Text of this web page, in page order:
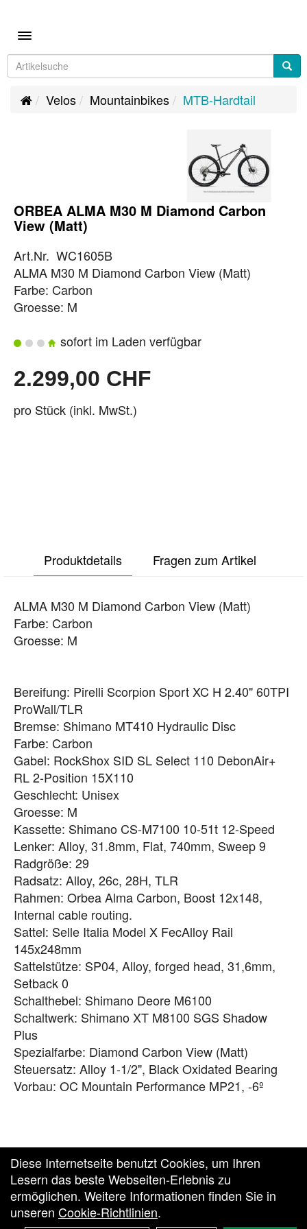
Toggle navigation
Velos Mountainbikes MTB-Hardtail
ORBEA ALMA M30 M Diamond Carbon
View (Matt)
Art.Nr. WC1605B
ALMA M30 M Diamond Carbon View (Matt)
Farbe: Carbon
Groesse: M
sofort im Laden verfügbar
2.299,00 CHF
pro Stück (inkl. MwSt.)
Produktdetails Fragen zum Artikel
ALMA M30 M Diamond Carbon View (Matt)
Farbe: Carbon
Groesse: M
Bereifung: Pirelli Scorpion Sport XC H 2.40" 60TPI
ProWall/TLR
Bremse: Shimano MT410 Hydraulic Disc
Farbe: Carbon
Gabel: RockShox SID SL Select 110 DebonAir+
RL 2-Position 15X110
Geschlecht: Unisex
Groesse: M
Kassette: Shimano CS-M7100 10-51t 12-Speed
Lenker: Alloy, 31.8mm, Flat, 740mm, Sweep 9
Radgröße: 29
Radsatz: Alloy, 26c, 28H, TLR
Rahmen: Orbea Alma Carbon, Boost 12x148,
Internal cable routing.
Sattel: Selle Italia Model X FecAlloy Rail
145x248mm
Sattelstütze: SP04, Alloy, forged head, 31,6mm,
Setback 0
Schalthebel: Shimano Deore M6100
Schaltwerk: Shimano XT M8100 SGS Shadow
Plus
Spezialfarbe: Diamond Carbon View (Matt)
Steuersatz: Alloy 1-1/2", Black Oxidated Bearing
Vorbau: OC Mountain Performance MP21, -6º
Zurück zur Vesto Homepage
Diese Internetseite benutzt Cookies, um Ihren
Lesern das beste Webseiten-Erlebnis zu
ermöglichen. Weitere Informationen finden Sie in
unseren Cookie-Richtlinien.